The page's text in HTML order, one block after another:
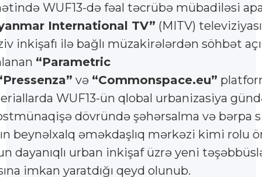
WUF13-də fəal təcrübə mübadiləsi
International TV” (MITV)
inkişafı ilə bağlı müzakirələrdən söhbət
“Parametric
və “Commonspace.eu”
WUF13-ün qlobal urbanizasiya
dövründə şəhərsalma və bərpa
beynəlxalq əməkdaşlıq mərkəzi kimi rolu
dayanıqlı urban inkişaf üzrə yeni
imkan yaratdığı qeyd olunub.